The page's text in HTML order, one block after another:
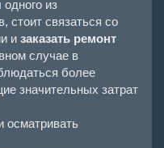
из
стоит связаться со
и заказать ремонт
случае в
более
значительных затрат
осматривать